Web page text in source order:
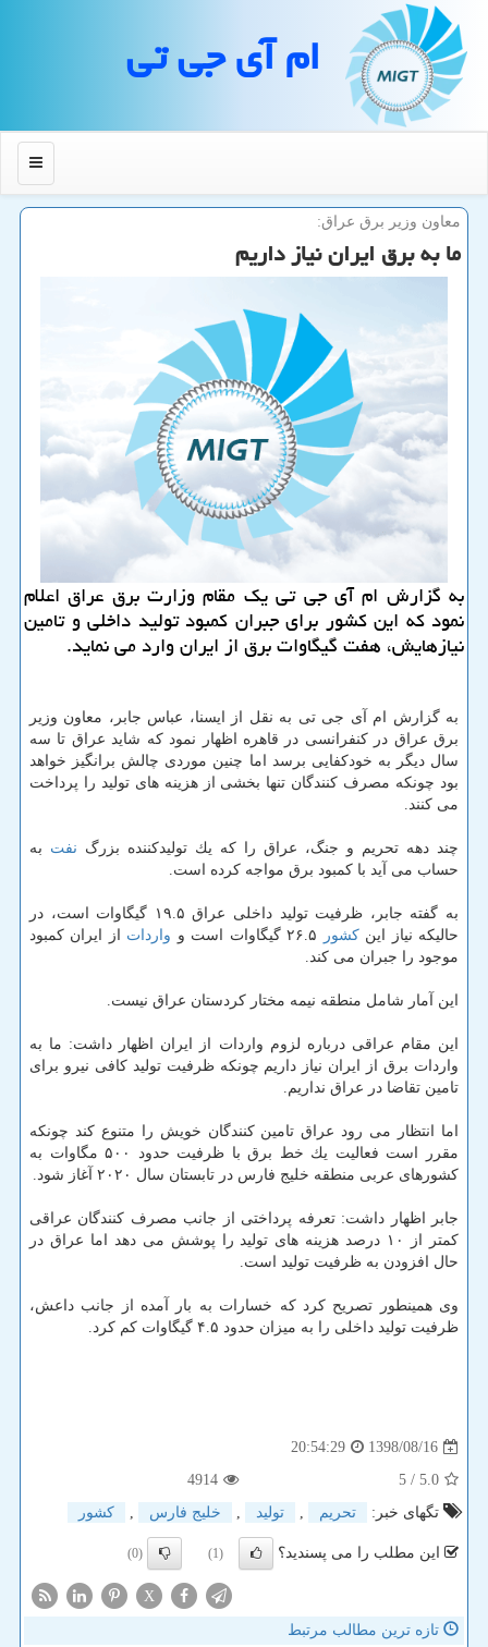
ام آی جی تی
منو
معاون وزیر برق عراق:
ما به برق ایران نیاز داریم
به گزارش ام آی جی تی یك مقام وزارت برق عراق اعلام
نمود كه این كشور برای جبران كمبود تولید داخلی و تامین
نیازهایش، هفت گیگاوات برق از ایران وارد می نماید.
به گزارش ام آی جی تی به نقل از ایسنا، عباس جابر، معاون وزیر
برق عراق در كنفرانسی در قاهره اظهار نمود كه شاید عراق تا سه
سال دیگر به خودكفایی برسد اما چنین موردی چالش برانگیز خواهد
بود چونكه مصرف كنندگان تنها بخشی از هزینه های تولید را پرداخت
می كنند.
چند دهه تحریم و جنگ، عراق را كه یك تولیدكننده بزرگ نفت به
حساب می آید با كمبود برق مواجه كرده است.
به گفته جابر، ظرفیت تولید داخلی عراق ۱۹.۵ گیگاوات است، در
حالیكه نیاز اینكشور واردات از ایران كمبود
موجود را جبران می كند.
این آمار شامل منطقه نیمه مختار كردستان عراق نیست.
این مقام عراقی درباره لزوم واردات از ایران اظهار داشت: ما به
واردات برق از ایران نیاز داریم چونكه ظرفیت تولید كافی نیرو برای
تامین تقاضا در عراق نداریم.
اما انتظار می رود عراق تامین كنندگان خویش را متنوع كند چونكه
مقرر است فعالیت یك خط برق با ظرفیت حدود ۵۰۰ مگاوات به
كشورهای عربی منطقه خلیج فارس در تابستان سال ۲۰۲۰ آغاز شود.
جابر اظهار داشت: تعرفه پرداختی از جانب مصرف كنندگان عراقی
كمتر از ۱۰ درصد هزینه های تولید را پوشش می دهد اما عراق در
حال افزودن به ظرفیت تولید است.
وی همینطور تصریح كرد كه خسارات به بار آمده از جانب داعش،
ظرفیت تولید داخلی را به میزان حدود ۴.۵ گیگاوات كم كرد.
1398/08/16
20:54:29
5.0
/ 5
4914
تگهای خبر:
تحریم , تولید , خلیج فارس , كشور
این مطلب را می پسندید؟ (1)
(0)
X
تازه ترین مطالب مرتبط